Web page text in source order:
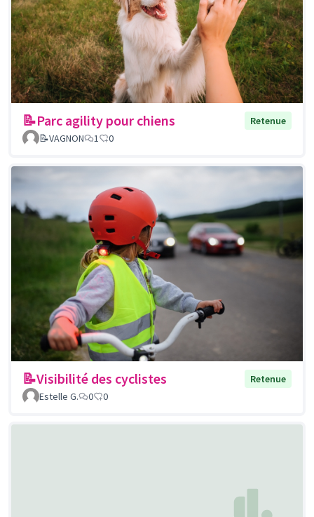
📝Parc agility pour chiens
Retenue
📝VAGNON
1 0
📝Visibilité des cyclistes
Retenue
Estelle G.
0 0